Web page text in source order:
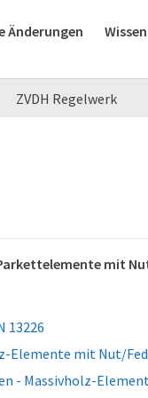
Änderungen Wissen
ZVDH Regelwerk
mit
13226
Elemente mit Nut/
- Massivholz-